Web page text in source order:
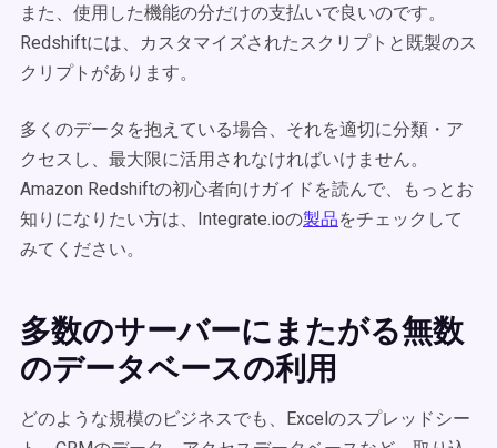
また、使用した機能の分だけの支払いで良いのです。
Redshiftには、カスタマイズされたスクリプトと既製のス
クリプトがあります。
多くのデータを抱えている場合、それを適切に分類・ア
クセスし、最大限に活用されなければいけません。
Amazon Redshiftの初心者向けガイドを読んで、もっとお
知りになりたい方は、Integrate.ioの製品をチェックして
みてください。
多数のサーバーにまたがる無数
のデータベースの利用
どのような規模のビジネスでも、Excelのスプレッドシー